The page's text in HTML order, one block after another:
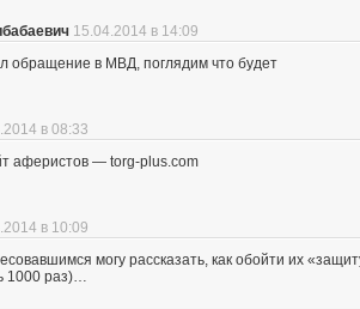
15.04.2014 в 14:09
обращение в МВД, поглядим что будет
в 08:33
аферистов — torg-plus.com
в 10:09
могу рассказать, как обойти их
1000 раз)…